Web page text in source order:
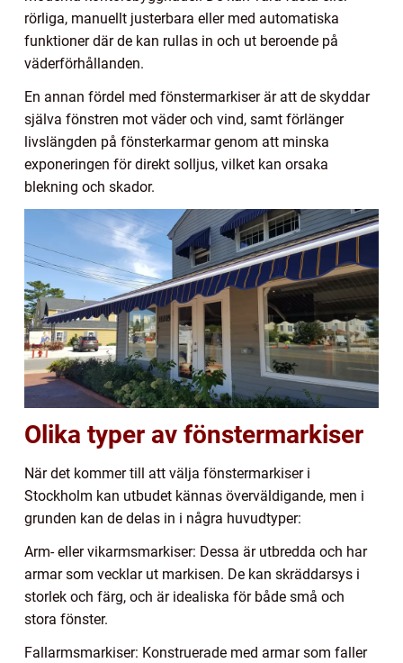
rörliga, manuellt justerbara eller med automatiska
funktioner där de kan rullas in och ut beroende på
väderförhållanden.
En annan fördel med fönstermarkiser är att de skyddar
själva fönstren mot väder och vind, samt förlänger
livslängden på fönsterkarmar genom att minska
exponeringen för direkt solljus, vilket kan orsaka
blekning och skador.
Olika typer av fönstermarkiser
När det kommer till att välja fönstermarkiser i
Stockholm kan utbudet kännas överväldigande, men i
grunden kan de delas in i några huvudtyper:
Arm- eller vikarmsmarkiser: Dessa är utbredda och har
armar som vecklar ut markisen. De kan skräddarsys i
storlek och färg, och är idealiska för både små och
stora fönster.
Fallarmsmarkiser: Konstruerade med armar som faller